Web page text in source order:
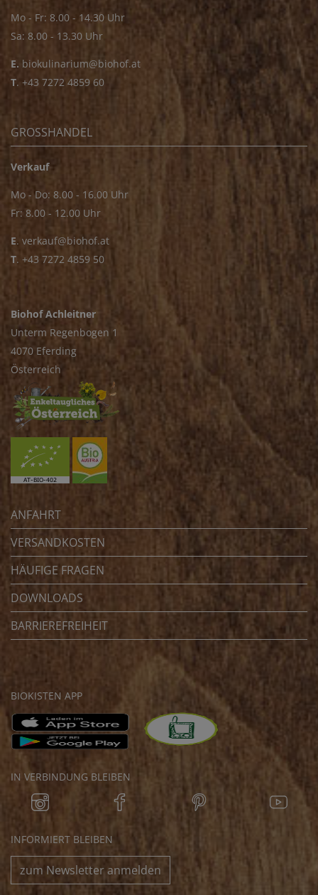
Mo - Fr: 8.00 - 14.30 Uhr
Sa: 8.00 - 13.30 Uhr
E. biokulinarium@biohof.at
T. +43 7272 4859 60
GROSSHANDEL
Verkauf
Mo - Do: 8.00 - 16.00 Uhr
Fr: 8.00 - 12.00 Uhr
E. verkauf@biohof.at
T. +43 7272 4859 50
Biohof Achleitner
Unterm Regenbogen 1
4070 Eferding
Österreich
ANFAHRT
VERSANDKOSTEN
HÄUFIGE FRAGEN
DOWNLOADS
BARRIEREFREIHEIT
BIOKISTEN APP
IN VERBINDUNG BLEIBEN
INFORMIERT BLEIBEN
zum Newsletter anmelden